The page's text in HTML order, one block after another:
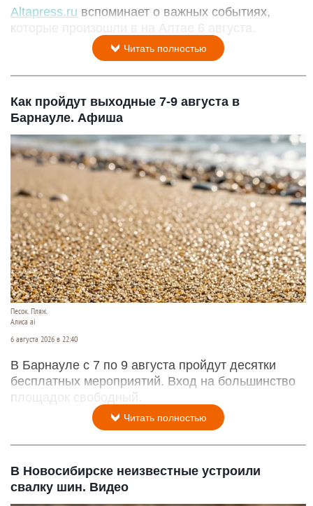
Altapress.ru вспоминает о важных событиях,
которые произошли в на Алтае 6 августа.
Читать полностью
Как пройдут выходные 7-9 августа в
Барнауле. Афиша
Песок. Пляж.
Алиса ai
6 августа 2026 в 22:40
В Барнауле с 7 по 9 августа пройдут десятки
бесплатных мероприятий. Вход на большинство
площадок свободный.
Читать полностью
В Новосибирске неизвестные устроили
свалку шин. Видео